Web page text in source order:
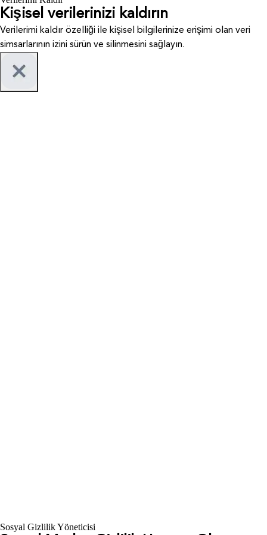
Kişisel verilerinizi kaldırın
Verilerimi kaldır özelliği ile kişisel bilgilerinize erişimi olan veri
simsarlarının izini sürün ve silinmesini sağlayın.
Sosyal Gizlilik Yöneticisi